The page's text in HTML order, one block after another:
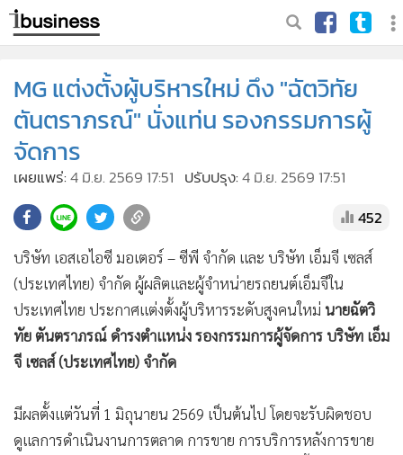
MG แต่งตั้งผู้บริหารใหม่ ดึง "ฉัตวิทัย
ตันตราภรณ์" นั่งแท่น รองกรรมการผู้
จัดการ
เผยแพร่:4 มิ.ย. 2569 17:51 ปรับปรุง:4 มิ.ย. 2569 17:51
452
บริษัท เอสเอไอซี มอเตอร์ – ซีพี จำกัด และ บริษัท เอ็มจี เซลส์
(ประเทศไทย) จำกัด ผู้ผลิตและผู้จำหน่ายรถยนต์เอ็มจีใน
ประเทศไทย ประกาศแต่งตั้งผู้บริหารระดับสูงคนใหม่ นายฉัตวิ
ทัย ตันตราภรณ์ ดำรงตำแหน่ง รองกรรมการผู้จัดการ บริษัท เอ็ม
จี เซลส์ (ประเทศไทย) จำกัด
มีผลตั้งแต่วันที่ 1 มิถุนายน 2569 เป็นต้นไป โดยจะรับผิดชอบ
ดูแลการดำเนินงานการตลาด การขาย การบริการหลังการขาย